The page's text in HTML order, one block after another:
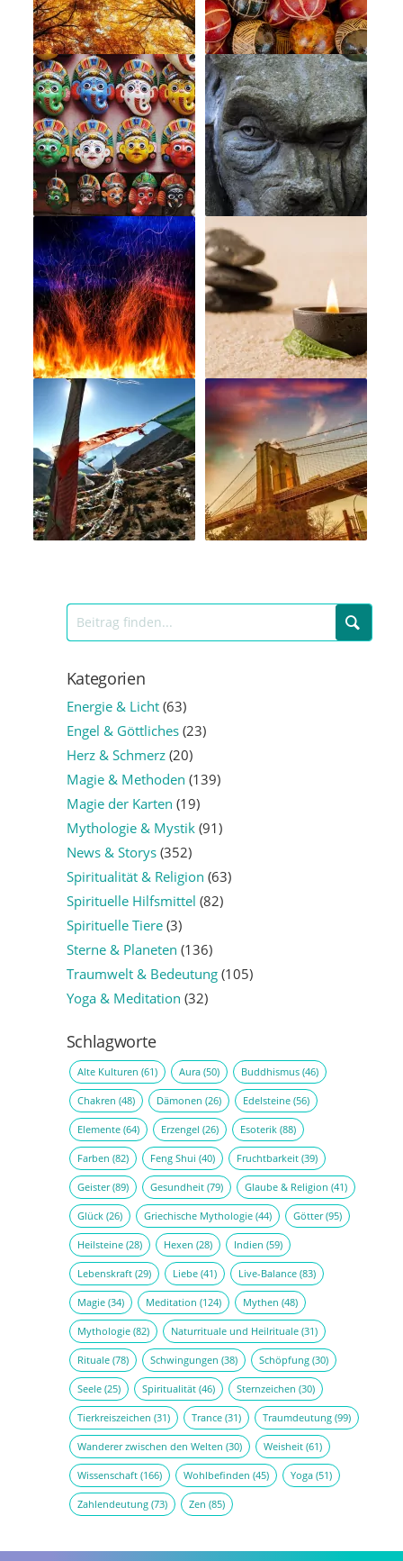
Kategorien
Energie & Licht(63)
Engel & Göttliches(23)
Herz & Schmerz(20)
Magie & Methoden (139)
Magie der Karten (19)
Mythologie & Mystik(91)
News & Storys(352)
Spiritualität & Religion (63)
Spirituelle Hilfsmittel (82)
Spirituelle Tiere(3)
Sterne & Planeten (136)
Traumwelt & Bedeutung(105)
Yoga & Meditation (32)
Schlagworte
Alte Kulturen (61) Aura(50) Buddhismus(46)
Chakren (48) Dämonen (26) Edelsteine(56)
Elemente(64) Erzengel (26) Esoterik(88)
Farben (82) Feng Shui (40) Fruchtbarkeit(39)
Geister(89) Gesundheit(79) Glaube & Religion (41)
Glück(26) Griechische Mythologie(44) Götter(95)
Heilsteine(28) Hexen (28) Indien (59)
Lebenskraft(29) Liebe(41) Live-Balance(83)
Magie(34) Meditation (124) Mythen (48)
Mythologie(82) Naturrituale und Heilrituale(31)
Rituale(78) Schwingungen (38) Schöpfung(30)
Seele(25) Spiritualität(46) Sternzeichen (30)
Tierkreiszeichen (31) Trance(31) Traumdeutung(99)
Wanderer zwischen den Welten (30) Weisheit(61)
Wissenschaft(166) Wohlbefinden (45) Yoga(51)
Zahlendeutung(73) Zen (85)